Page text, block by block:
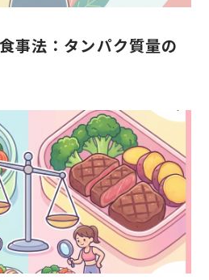
事法：タンパク質量の